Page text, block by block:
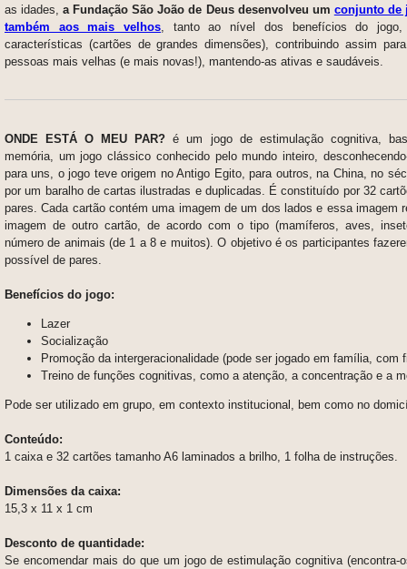
as idades,a Fundação São João de Deus desenvolveu um conjunto de
também aos mais velhos , tanto ao nível dos benefícios do
características (cartões de grandes dimensões), contribuindo assim
pessoas mais velhas (e mais novas!), mantendo-as ativas e saudáveis.
ONDE ESTÁ O MEU PAR? é um jogo de estimulação cognitiva,
memória, um jogo clássico conhecido pelo mundo inteiro,
para uns, o jogo teve origem no Antigo Egito, para outros, na China, no
por um baralho de cartas ilustradas e duplicadas. É constituído por 32
pares. Cada cartão contém uma imagem de um dos lados e essa imagem
imagem de outro cartão, de acordo com o tipo (mamíferos, aves,
número de animais (de 1 a 8 e muitos). O objetivo é os participantes
possível de pares.
Benefícios do jogo:
Lazer
Socialização
Promoção da intergeracionalidade (pode ser jogado em família, com
Treino de funções cognitivas, como a atenção, a concentração e a
Pode ser utilizado em grupo, em contexto institucional, bem como no
Conteúdo:
1 caixa e 32 cartões tamanho A6 laminados a brilho, 1 folha de instruções.
Dimensões da caixa:
15,3 x 11 x 1 cm
Desconto de quantidade:
Se encomendar mais do que um jogo de estimulação cognitiva (encontra-